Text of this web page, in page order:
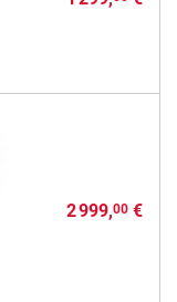
2 999,00€